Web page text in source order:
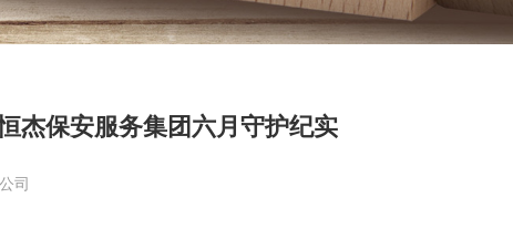
杰保安服务集团六月守护纪实
司